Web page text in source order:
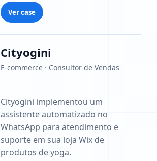
Ver case
Cityogini
E-commerce · Consultor de Vendas
Cityogini implementou um
assistente automatizado no
WhatsApp para atendimento e
suporte em sua loja Wix de
produtos de yoga.